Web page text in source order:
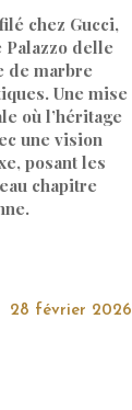
chez Gucci,
Palazzo delle
de marbre
Une mise
où l’héritage
une vision
posant les
chapitre
28 février 2026